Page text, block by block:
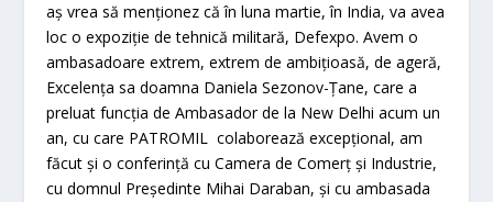
aș vrea să menționez că în luna martie, în India, va avea
loc o expoziție de tehnică militară, Defexpo. Avem o
ambasadoare extrem, extrem de ambițioasă, de ageră,
Excelența sa doamna Daniela Sezonov-Țane, care a
preluat funcția de Ambasador de la New Delhi acum un
an, cu care PATROMIL colaborează excepțional, am
făcut și o conferință cu Camera de Comerț și Industrie,
cu domnul Președinte Mihai Daraban, și cu ambasada